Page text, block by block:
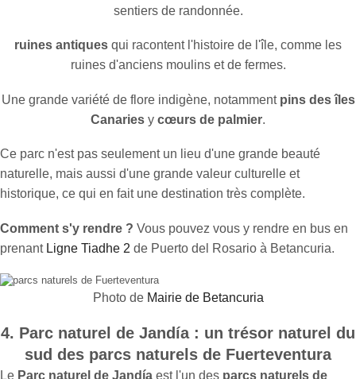
sentiers de randonnée.
ruines antiques qui racontent l'histoire de l'île, comme les
ruines d'anciens moulins et de fermes.
Une grande variété de flore indigène, notamment pins des îles
Canaries y cœurs de palmier.
Ce parc n'est pas seulement un lieu d'une grande beauté
naturelle, mais aussi d'une grande valeur culturelle et
historique, ce qui en fait une destination très complète.
Comment s'y rendre ? Vous pouvez vous y rendre en bus en
prenant Ligne Tiadhe 2 de Puerto del Rosario à Betancuria.
Photo de Mairie de Betancuria
4. Parc naturel de Jandía : un trésor naturel du
sud des parcs naturels de Fuerteventura
Le Parc naturel de Jandía est l'un des parcs naturels de